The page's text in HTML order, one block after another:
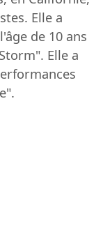
Elle a
de 10 ans
Elle a